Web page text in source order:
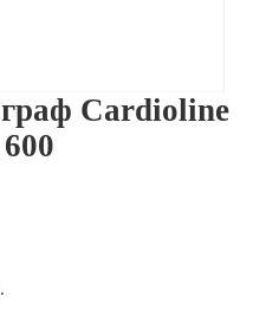
Cardioline